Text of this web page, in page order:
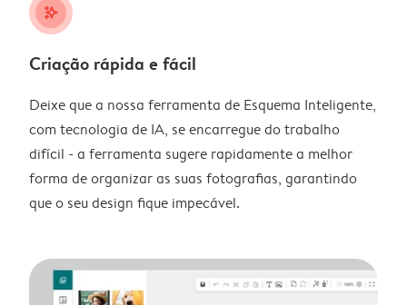
stars_plus
Criação rápida e fácil
Deixe que a nossa ferramenta de Esquema Inteligente,
com tecnologia de IA, se encarregue do trabalho
difícil - a ferramenta sugere rapidamente a melhor
forma de organizar as suas fotografias, garantindo
que o seu design fique impecável.